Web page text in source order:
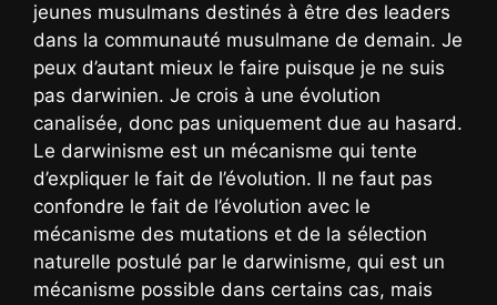
jeunes musulmans destinés à être des leaders
dans la communauté musulmane de demain. Je
peux d’autant mieux le faire puisque je ne suis
pas darwinien. Je crois à une évolution
canalisée, donc pas uniquement due au hasard.
Le darwinisme est un mécanisme qui tente
d’expliquer le fait de l’évolution. Il ne faut pas
confondre le fait de l’évolution avec le
mécanisme des mutations et de la sélection
naturelle postulé par le darwinisme, qui est un
mécanisme possible dans certains cas, mais